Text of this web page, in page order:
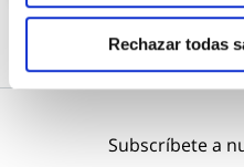
Rechazar todas
Subscríbete a